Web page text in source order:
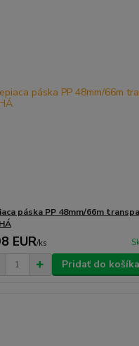
páska PP 48mm/66m
EUR/ks
Pridať do košíka